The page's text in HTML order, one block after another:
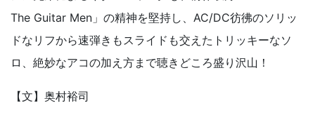
The Guitar Men」の精神を堅持し、AC/DC彷彿のソリッ
ドなリフから速弾きもスライドも交えたトリッキーなソ
ロ、絶妙なアコの加え方まで聴きどころ盛り沢山！
【文】奥村裕司